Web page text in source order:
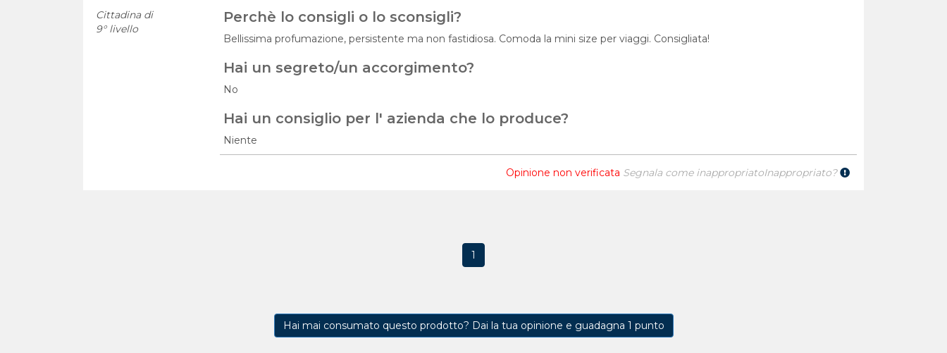
Cittadina di
9° livello
Perchè lo consigli o lo sconsigli?
Bellissima profumazione, persistente ma non fastidiosa. Comoda la mini size per viaggi. Consigliata!
Hai un segreto/un accorgimento?
No
Hai un consiglio per l' azienda che lo produce?
Niente
Opinione non verificata Segnala come inappropriatoInappropriato?
1
Hai mai consumato questo prodotto? Dai la tua opinione e guadagna 1 punto